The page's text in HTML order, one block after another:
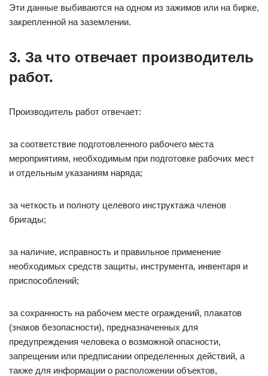
Эти данные выбиваются на одном из зажимов или на бирке,
закрепленной на заземлении.
3. За что отвечает производитель
работ.
Производитель работ отвечает:
за соответствие подготовленного рабочего места
мероприятиям, необходимым при подготовке рабочих мест
и отдельным указаниям наряда;
за четкость и полноту целевого инструктажа членов
бригады;
за наличие, исправность и правильное применение
необходимых средств защиты, инструмента, инвентаря и
приспособлений;
за сохранность на рабочем месте ограждений, плакатов
(знаков безопасности), предназначенных для
предупреждения человека о возможной опасности,
запрещении или предписании определенных действий, а
также для информации о расположении объектов,